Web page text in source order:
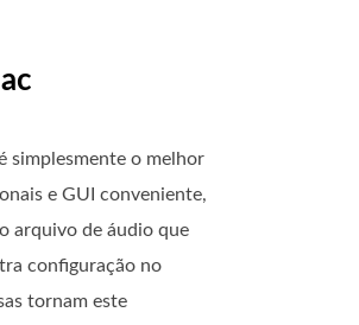
simplesmente o melhor
e GUI conveniente,
arquivo de áudio que
configuração no
tornam este